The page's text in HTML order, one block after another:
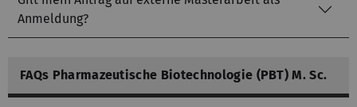
Anmeldung?
FAQs Pharmazeutische Biotechnologie (PBT) M. Sc.